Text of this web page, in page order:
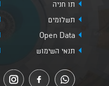
תו חניה
תשלומים
Open Data
תנאי השימוש